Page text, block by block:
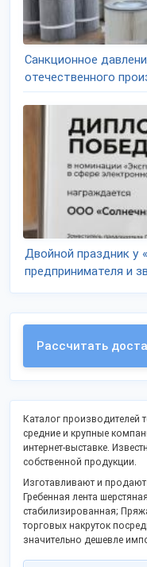
Санкционное
отечественного
Двойной праздник у
предпринимателя и
Рассчитать
Каталог производителей
средние и крупные
интернет-выставке.
собственной продукции.
Изготавливают и
Гребенная лента
стабилизированная;
торговых накруток
значительно дешевле
Список включает